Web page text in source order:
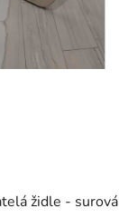
židle - surová